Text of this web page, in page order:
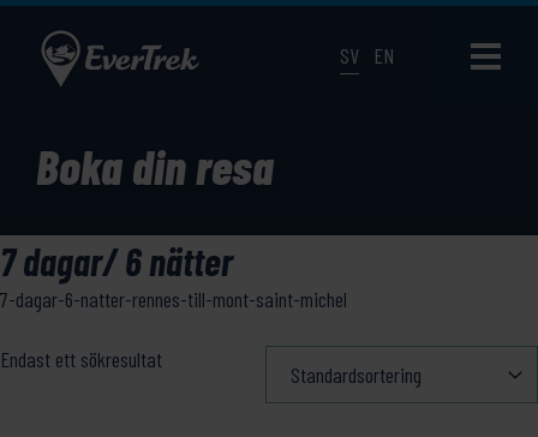
SV EN
Boka din resa
7 dagar/ 6 nätter
7-dagar-6-natter-rennes-till-mont-saint-michel
Endast ett sökresultat